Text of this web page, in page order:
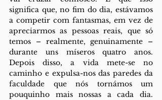
significa que, no fim do dia, estávamos
a competir com fantasmas, em vez de
apreciarmos as pessoas reais, que só
temos – realmente, genuinamente –
durante uns míseros quatro anos.
Depois disso, a vida mete-se no
caminho e expulsa-nos das paredes da
faculdade que nós tornámos um
pouquinho mais nossas a cada dia.